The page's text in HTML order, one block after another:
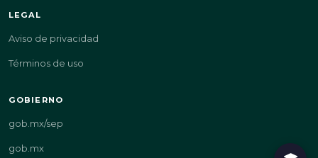
LEGAL
Aviso de privacidad
Términos de uso
GOBIERNO
gob.mx/sep
gob.mx